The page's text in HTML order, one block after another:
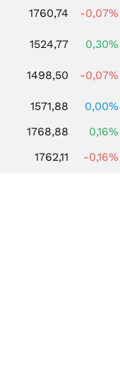
1760,74 -0,07%
1524,77
0,30%
1498,50 -0,07%
1571,88
0,00%
1768,88
0,16%
1762,11 -0,16%